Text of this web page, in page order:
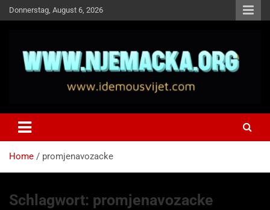
Skip
to
Donnerstag, August 6, 2026
Idemo u Svijet-Njemacka!
Home promjenavozacke
Schlagwort: promjenavozacke